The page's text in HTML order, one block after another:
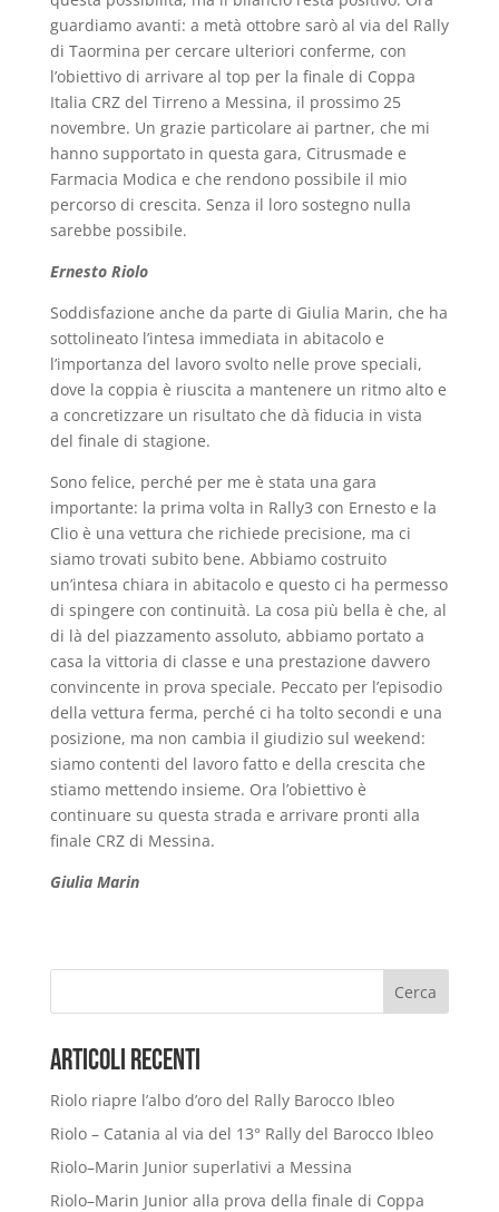
guardiamo avanti: a metà ottobre sarò al via del Rally
di Taormina per cercare ulteriori conferme, con
l’obiettivo di arrivare al top per la finale di Coppa
Italia CRZ del Tirreno a Messina, il prossimo 25
novembre. Un grazie particolare ai partner, che mi
hanno supportato in questa gara, Citrusmade e
Farmacia Modica e che rendono possibile il mio
percorso di crescita. Senza il loro sostegno nulla
sarebbe possibile.
Ernesto Riolo
Soddisfazione anche da parte di Giulia Marin, che ha
sottolineato l’intesa immediata in abitacolo e
l’importanza del lavoro svolto nelle prove speciali,
dove la coppia è riuscita a mantenere un ritmo alto e
a concretizzare un risultato che dà fiducia in vista
del finale di stagione.
Sono felice, perché per me è stata una gara
importante: la prima volta in Rally3 con Ernesto e la
Clio è una vettura che richiede precisione, ma ci
siamo trovati subito bene. Abbiamo costruito
un’intesa chiara in abitacolo e questo ci ha permesso
di spingere con continuità. La cosa più bella è che, al
di là del piazzamento assoluto, abbiamo portato a
casa la vittoria di classe e una prestazione davvero
convincente in prova speciale. Peccato per l’episodio
della vettura ferma, perché ci ha tolto secondi e una
posizione, ma non cambia il giudizio sul weekend:
siamo contenti del lavoro fatto e della crescita che
stiamo mettendo insieme. Ora l’obiettivo è
continuare su questa strada e arrivare pronti alla
finale CRZ di Messina.
Giulia Marin
Cerca
Articoli Recenti
Riolo riapre l’albo d’oro del Rally Barocco Ibleo
Riolo – Catania al via del 13° Rally del Barocco Ibleo
Riolo–Marin Junior superlativi a Messina
Riolo–Marin Junior alla prova della finale di Coppa